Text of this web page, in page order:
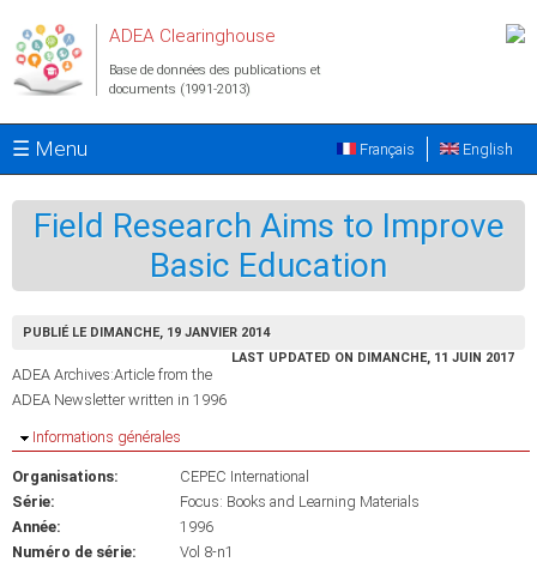
ADEA Clearinghouse
Base de données des publications et
documents (1991-2013)
☰ Menu English
Français
Field Research Aims to Improve
Basic Education
PUBLIÉ LE DIMANCHE, 19 JANVIER 2014
LAST UPDATED ON DIMANCHE, 11 JUIN 2017
ADEA Archives:Article from the
ADEA Newsletter written in 1996
Masquer
Informations générales
Organisations:
CEPEC International
Série:
Focus: Books and Learning Materials
Année:
1996
Numéro de série:
Vol 8-n1